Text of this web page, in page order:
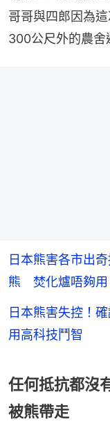
哥哥與四郎因為
300公尺外的農舍
日本熊害各市出
熊 焚化爐唔夠用
日本熊害失控！
用高科技鬥智
任何抵抗都沒
被熊帶走